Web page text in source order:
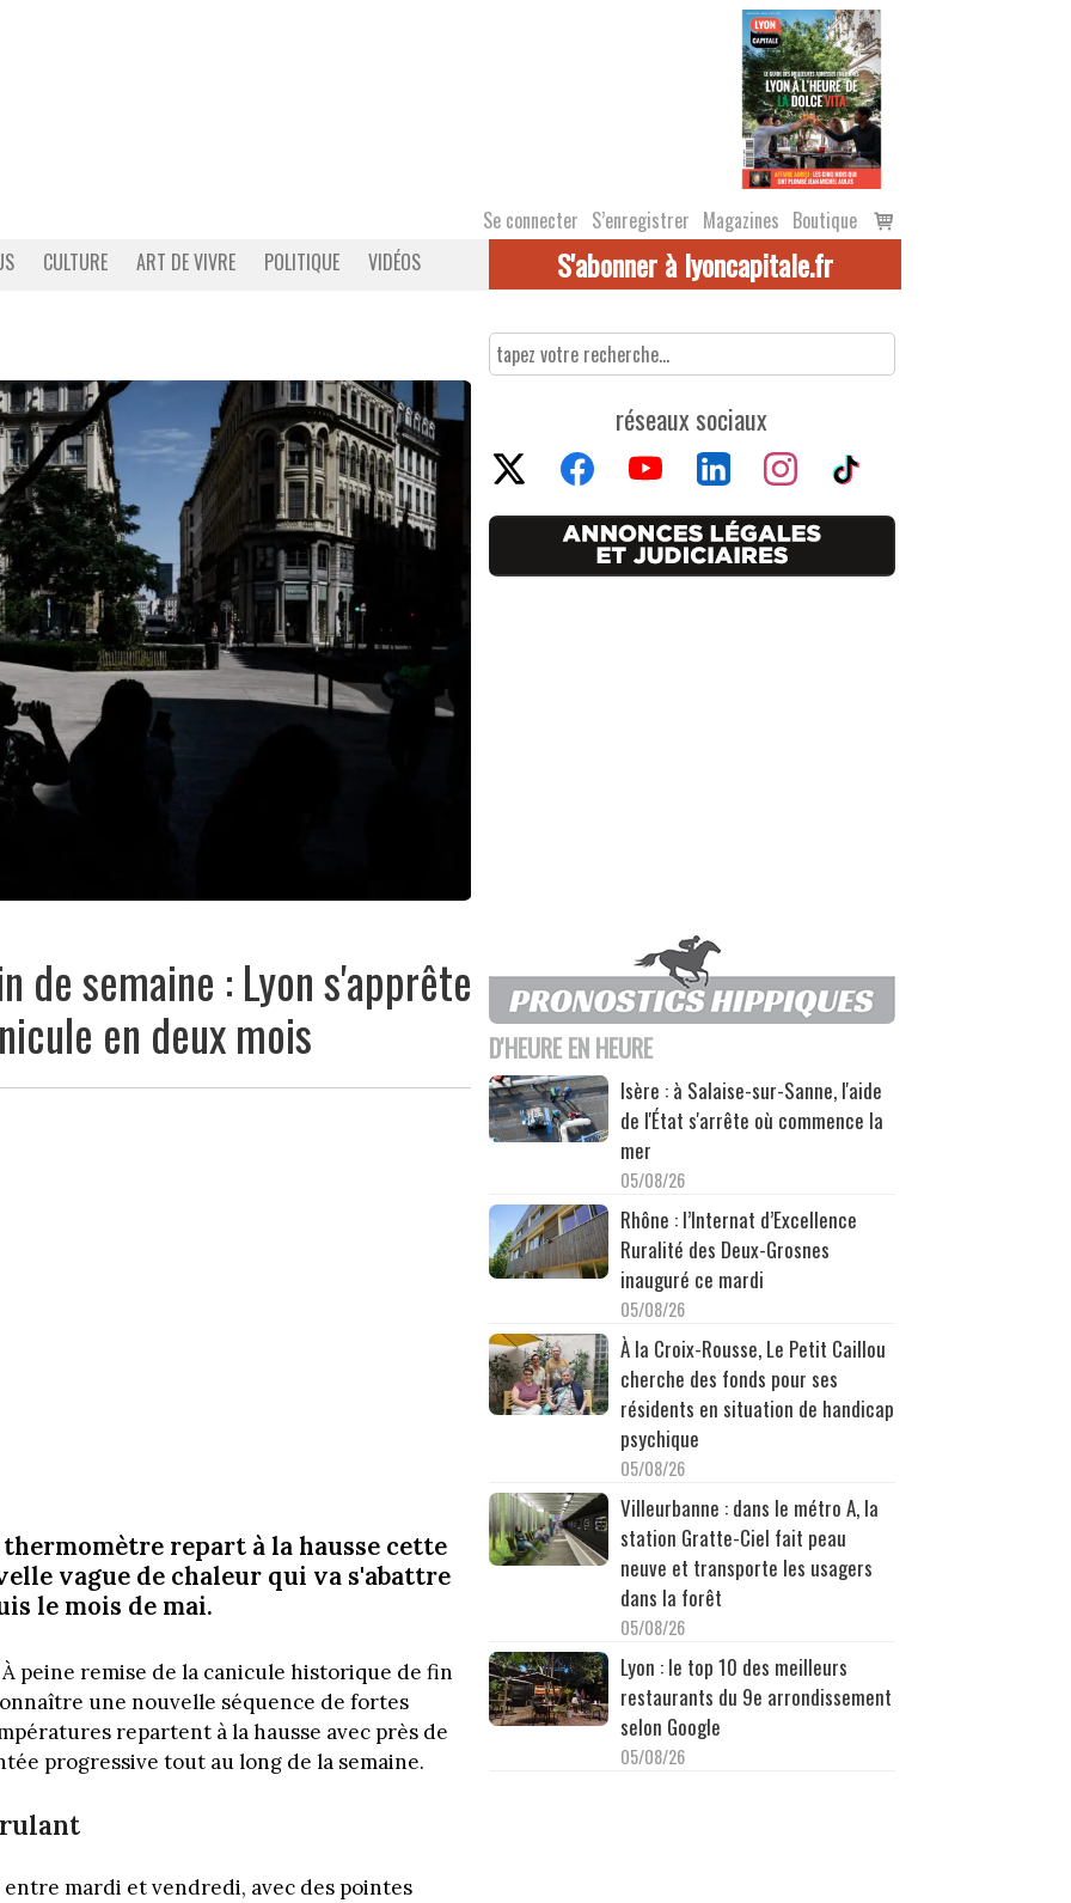
Se connecter S’enregistrer Magazines Boutique
Voir
le
CULTURE ART DE VIVRE POLITIQUE VIDÉOS S'abonner à lyoncapitale.fr
de semaine : Lyon s'apprête
en deux mois
repart à la hausse cette
vague de chaleur qui va s'abattre
le mois de mai.
peine remise de la canicule historique de fin
une nouvelle séquence de fortes
repartent à la hausse avec près de
progressive tout au long de la semaine.
mardi et vendredi, avec des pointes
réseaux sociaux
D'HEURE EN HEURE
Isère : à Salaise-sur-Sanne, l'aide
de l'État s'arrête où commence la
mer
05/08/26
Rhône : l’Internat d’Excellence
Ruralité des Deux-Grosnes
inauguré ce mardi
05/08/26
À la Croix-Rousse, Le Petit Caillou
cherche des fonds pour ses
résidents en situation de handicap
psychique
05/08/26
Villeurbanne : dans le métro A, la
station Gratte-Ciel fait peau
neuve et transporte les usagers
dans la forêt
05/08/26
Lyon : le top 10 des meilleurs
restaurants du 9e arrondissement
selon Google
05/08/26